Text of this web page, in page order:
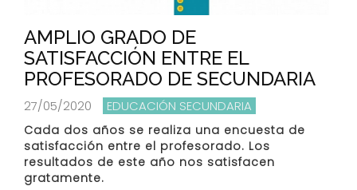
AMPLIO GRADO DE
SATISFACCIÓN ENTRE EL
PROFESORADO DE SECUNDARIA
27/05/2020 EDUCACIÓN SECUNDARIA
Cada dos años se realiza una encuesta de
satisfacción entre el profesorado. Los
resultados de este año nos satisfacen
gratamente.